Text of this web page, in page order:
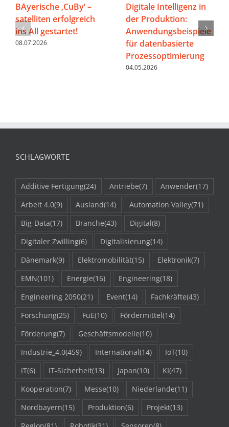
BAyerische ‚CuBy‘ –
satelliten erfolgreich
ins All gestartet!
08.07.2026
Digitale Intelligenz in
der Produktion:
Anwendungsbeispiele
für datenbasierte
Prozessoptimierung
04.05.2026
SCHLAGWORTE
Additive Fertigung(24) Antriebe(7) Anwender(17)
Arbeit 4.0(9) Ausland(14) Automation Valley(71)
Big-Data(17) Branche(43) Digital(8)
Digitaler Zwilling(6) Digitalisierung(14)
Dänemark(9) Elektromobilität(15) Elektronik(7)
EMN(101) Energie(16) Engineering(18)
Engineering 2050(21) Event(14) Fachkräfte(43)
Forschung(25) FuE(10) Fördermittel(14)
Förderung(7) Geschäftsmodelle(10)
Industrie_4.0(459) International(14) IoT(10)
IT(6) IT-Sicherheit(13) Japan(10) KI(47)
Kooperation(7) Messe(10) Niederlande(11)
Nordbayern(15) Produktion(6) Projekt(13)